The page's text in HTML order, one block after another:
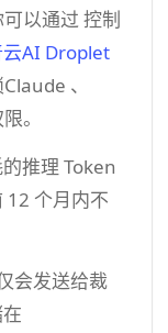
以通过 控制
云AI Droplet
、
。
推理 Token
12 个月内不
会发送给裁